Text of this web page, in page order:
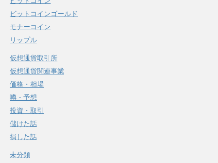
ビットコインゴールド
モナーコイン
リップル
仮想通貨取引所
仮想通貨関連事業
価格・相場
噂・予想
投資・取引
儲けた話
損した話
未分類